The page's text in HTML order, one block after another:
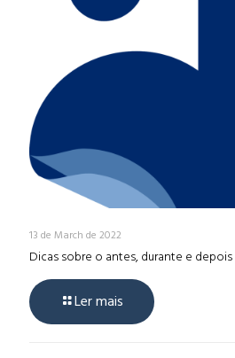
13 de March de 2022
Dicas sobre o antes, durante e
Ler mais